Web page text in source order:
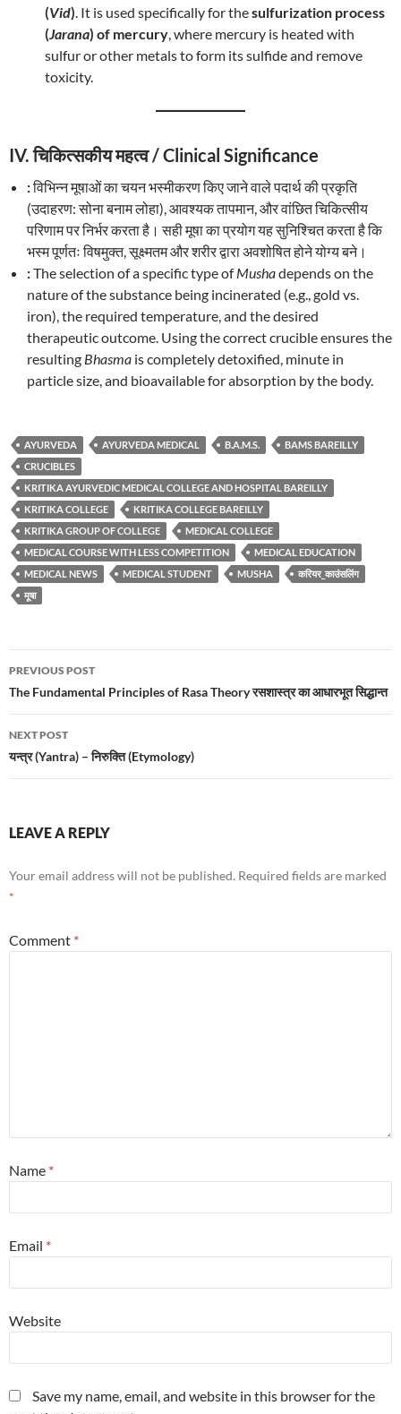
(Vid) . It is used specifically for thesulfurization process
(Jarana) of mercury , where mercury is heated with
sulfur or other metals to form its sulfide and remove
toxicity.
IV. चिकित्सकीय महत्व / Clinical Significance
:विभिन्न मूषाओं का चयन भस्मीकरण किए जाने वाले पदार्थ की प्रकृति
(उदाहरण: सोना बनाम लोहा), आवश्यक तापमान, और वांछित चिकित्सीय
परिणाम पर निर्भर करता है। सही मूषा का प्रयोग यह सुनिश्चित करता है कि
भस्म पूर्णतः विषमुक्त, सूक्ष्मतम और शरीर द्वारा अवशोषित होने योग्य बने।
:The selection of a specific type ofMushadepends on the
nature of the substance being incinerated (e.g., gold vs.
iron), the required temperature, and the desired
therapeutic outcome. Using the correct crucible ensures the
resulting Bhasma is completely detoxified, minute in
particle size, and bioavailable for absorption by the body.
AYURVEDA AYURVEDA MEDICAL B.A.M.S.
BAMS BAREILLY
CRUCIBLES
KRITIKA AYURVEDIC MEDICAL COLLEGE AND HOSPITAL BAREILLY
KRITIKA COLLEGE
KRITIKA COLLEGE BAREILLY
KRITIKA GROUP OF COLLEGE
MEDICAL COLLEGE
MEDICAL COURSE WITH LESS COMPETITION
MEDICAL EDUCATION
MEDICAL NEWS
MEDICAL STUDENT MUSHA
करियर_काउंसलिंग
मूषा
Post
navigation
PREVIOUS POST
The Fundamental Principles of Rasa Theory रसशास्त्र का आधारभूत सिद्धान्त
NEXT POST
यन्त्र (Yantra) – निरुक्ति (Etymology)
LEAVE A REPLY
Your email address will not be published. Required fields are marked
*
Comment *
Name *
Email *
Website
Save my name, email, and website in this browser for the